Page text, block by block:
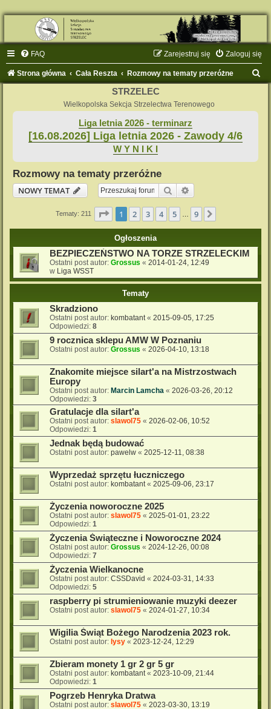
FAQ Zaloguj się
Zarejestruj się
Strona główna Cała Reszta Rozmowy na tematy przeróżne
STRZELEC
Wielkopolska Sekcja Strzelectwa Terenowego
Liga letnia 2026 - terminarz
[16.08.2026] Liga letnia 2026 - Zawody 4/6
W Y N I K I
Rozmowy na tematy przeróżne
NOWY TEMAT
Szukaj
Tematy: 211 Strona1 z9
1 2 3 4 5 9
Ogłoszenia
BEZPIECZEŃSTWO NA TORZE STRZELECKIM
Ostatni post autor: Grossus « 2014-01-24, 12:49
w Liga WSST
Tematy
Skradziono
Ostatni post autor: kombatant« 2015-09-05, 17:25
Odpowiedzi: 8
9 rocznica sklepu AMW W Poznaniu
Ostatni post autor: Grossus « 2026-04-10, 13:18
Znakomite miejsce silart'a na Mistrzostwach
Europy
Ostatni post autor: Marcin Lamcha « 2026-03-26, 20:12
Odpowiedzi: 3
Gratulacje dla silart'a
Ostatni post autor: slawol75 « 2026-02-06, 10:52
Odpowiedzi: 1
Jednak będą budować
Ostatni post autor: pawelw « 2025-12-11, 08:38
Wyprzedaż sprzętu łuczniczego
Ostatni post autor: kombatant« 2025-09-06, 23:17
Życzenia noworoczne 2025
Ostatni post autor: slawol75 « 2025-01-01, 23:22
Odpowiedzi: 1
Życzenia Świąteczne i Noworoczne 2024
Ostatni post autor: Grossus « 2024-12-26, 00:08
Odpowiedzi: 7
Życzenia Wielkanocne
Ostatni post autor: CSSDavid « 2024-03-31, 14:33
Odpowiedzi: 5
raspberry pi strumieniowanie muzyki deezer
Ostatni post autor: slawol75 « 2024-01-27, 10:34
Wigilia Świąt Bożego Narodzenia 2023 rok.
Ostatni post autor: lysy « 2023-12-24, 12:29
Zbieram monety 1 gr 2 gr 5 gr
Ostatni post autor: kombatant« 2023-10-09, 21:44
Odpowiedzi: 1
Pogrzeb Henryka Dratwa
Ostatni post autor: slawol75 « 2023-03-30, 13:19